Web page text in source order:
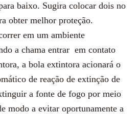
baixo. Sugira colocar dois no
obter melhor proteção.
em um ambiente
a chama entrar em contato
a bola extintora acionará o
de reação de extinção de
a fonte de fogo por meio
modo a evitar oportunamente a